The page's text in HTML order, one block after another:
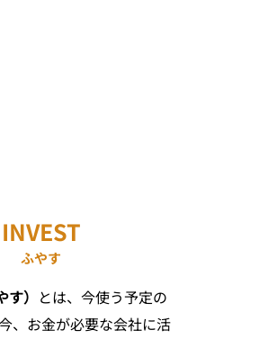
INVEST
ふやす
） とは、今使う予定の
、お金が必要な会社に活